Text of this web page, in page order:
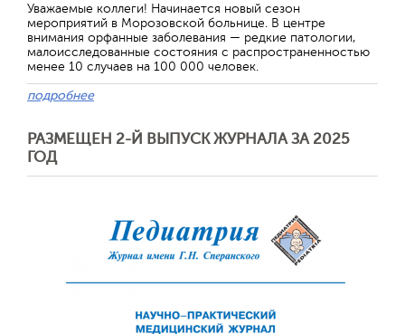
Уважаемые коллеги! Начинается новый сезон
мероприятий в Морозовской больнице. В центре
внимания орфанные заболевания — редкие патологии,
малоисследованные состояния с распространенностью
менее 10 случаев на 100 000 человек.
подробнее
РАЗМЕЩЕН 2-Й ВЫПУСК ЖУРНАЛА ЗА 2025
ГОД